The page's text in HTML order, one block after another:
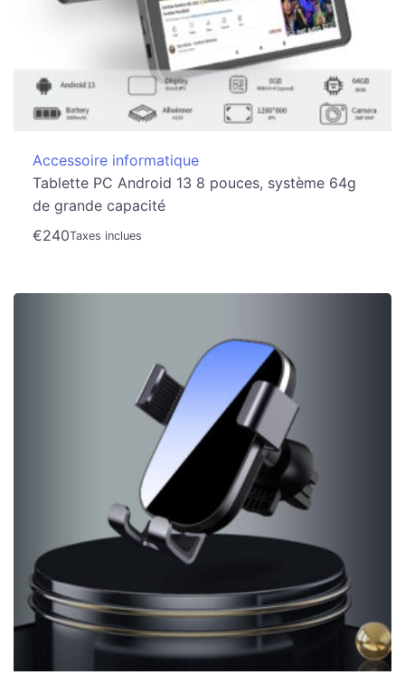
Accessoire informatique
Tablette PC Android 13 8 pouces, système 64g
de grande capacité
€240Taxes inclues